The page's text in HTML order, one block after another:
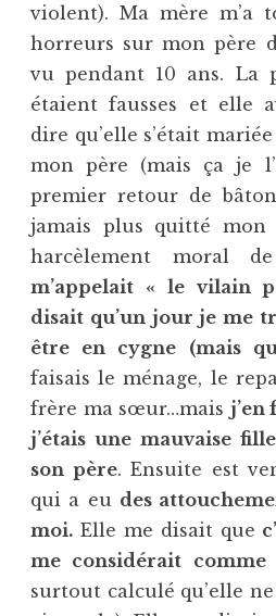
violent). Ma mère m’a
horreurs sur mon père
vu pendant 10 ans. La
étaient fausses et elle
dire qu’elle s’était
mon père (mais ça je
premier retour de
jamais plus quitté mon
harcèlement moral
m’appelait « le vilain
disait qu’un jour je me
être en cygne (mais
faisais le ménage, le
frère ma sœur…mais j’en
j’étais une mauvaise
son père. Ensuite est
qui a eu des
moi. Elle me disait que
me considérait comme
surtout calculé qu’elle